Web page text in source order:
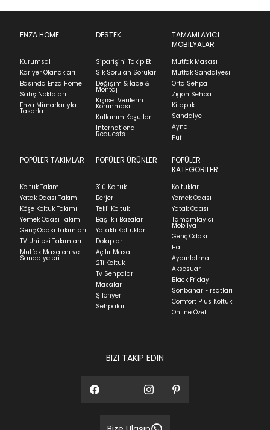
ENZA HOME
Kurumsal
Kariyer Olanakları
Basında Enza Home
Satış Noktaları
Enza Mimarlarıyla
Tasarla
DESTEK
Siparişini Takip Et
Sık Sorulan Sorular
Değişim & İade &
Montaj
Kişisel Verilerin
Korunması
Kullanım Koşulları
International
Requests
TAMAMLAYICI
MOBİLYALAR
Mutfak Masası
Mutfak Sandalyesi
Orta Sehpa
Zigon Sehpa
Kitaplık
Sandalye
Ayna
Puf
POPÜLER TAKIMLAR
Koltuk Takımı
Yatak Odası Takımı
Köşe Koltuk Takımı
Yemek Odası Takımı
Genç Odası Takımları
TV Ünitesi Takımları
Mutfak Masaları ve
Sandalyeleri
POPÜLER ÜRÜNLER
3'lü Koltuk
Berjer
Tekli Koltuk
Başlıklı Bazalar
Yataklı Koltuklar
Dolaplar
Açılır Masa
2'li Koltuk
Tv Sehpaları
Masalar
Şifonyer
Sehpalar
POPÜLER
KATEGORİLER
Koltuklar
Yemek Odası
Yatak Odası
Tamamlayıcı
Mobilya
Genç Odası
Halı
Aydınlatma
Aksesuar
Black Friday
Sonbahar Fırsatları
Comfort Plus Koltuk
Online Özel
BİZİ TAKİP EDİN